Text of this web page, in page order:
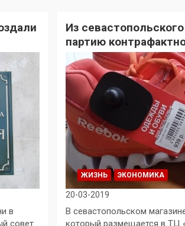
в
совет
Из
партию
ЖИЗНЬ ЭКОНОМИКА
20-03-2019
В севастопольском
который размещается в ТЦ